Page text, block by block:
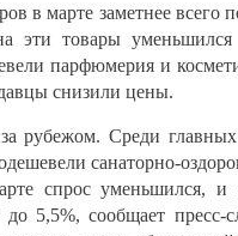
в марте заметнее всего
эти товары уменьшился
парфюмерия и
снизили цены.
рубежом. Среди
спрос уменьшился,
до 5,5%, сообщает